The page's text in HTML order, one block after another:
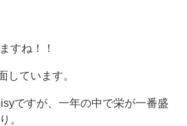
すね！！
しています。
ですが、一年の中で栄が一番盛
。